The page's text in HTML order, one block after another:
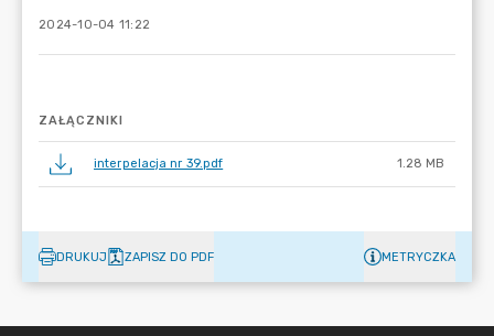
2024-10-04 11:22
ZAŁĄCZNIKI
interpelacja nr 39.pdf 1.28 MB
DRUKUJ ZAPISZ DO PDF METRYCZKA